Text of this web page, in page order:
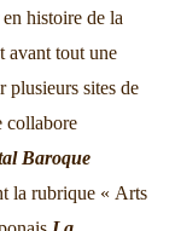
histoire de la
avant tout une
plusieurs sites de
collabore
Baroque
la rubrique « Arts